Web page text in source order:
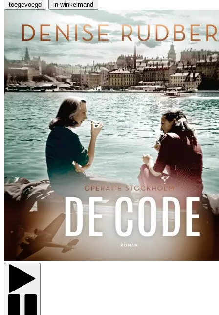
toegevoegd in winkelmand